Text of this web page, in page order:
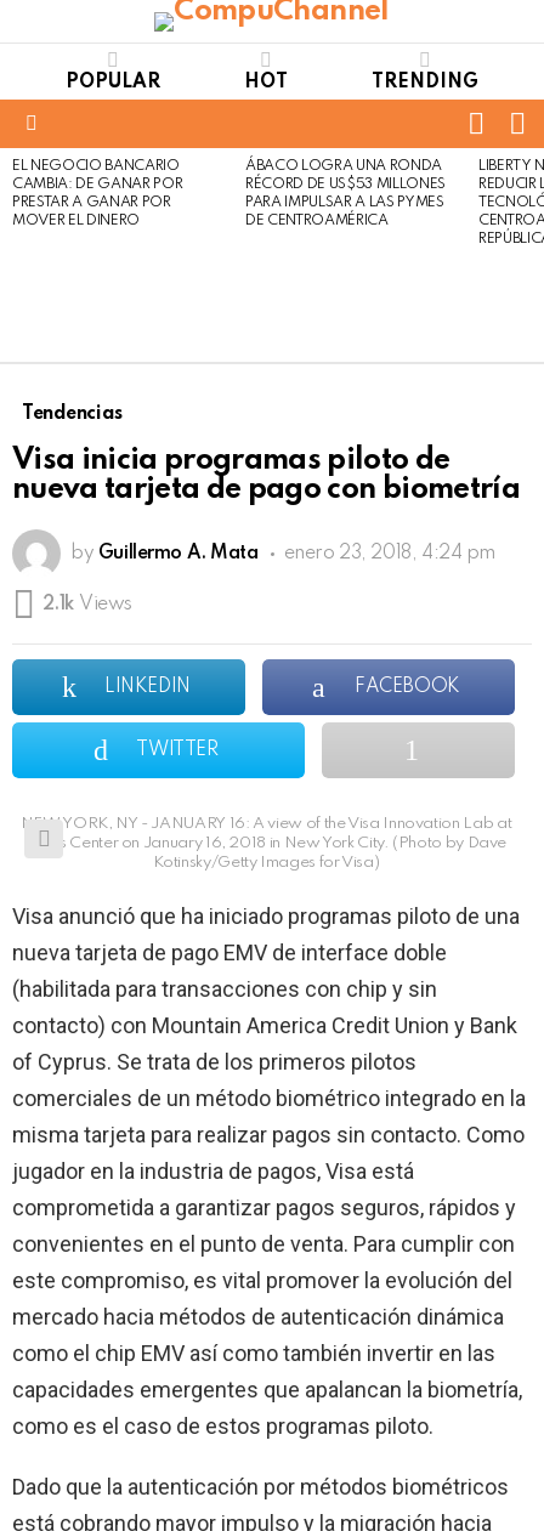
POPULAR HOT TRENDING
LATEST
STORIES
EL NEGOCIO BANCARIO
CAMBIA: DE GANAR POR
PRESTAR A GANAR POR
MOVER EL DINERO
Not
Safe
For
Click
to
view
ÁBACO LOGRA UNA RONDA
RÉCORD DE US$53 MILLONES
PARA IMPULSAR A LAS PYMES
DE CENTROAMÉRICA
LIBERTY
REDUCIR
Tendencias
Visa inicia programas piloto de
nueva tarjeta de pago con biometría
by Guillermo A. Mata enero 23, 2018, 4:24 pm
2.1k Views
LINKEDIN FACEBOOK
TWITTER
NEW YORK, NY - JANUARY 16: A view of the Visa Innovation Lab at
Javits Center on January 16, 2018 in New York City. (Photo by Dave
Kotinsky/Getty Images for Visa)
Visa anunció que ha iniciado programas piloto de una
nueva tarjeta de pago EMV de interface doble
(habilitada para transacciones con chip y sin
contacto) con Mountain America Credit Union y Bank
of Cyprus. Se trata de los primeros pilotos
comerciales de un método biométrico integrado en la
misma tarjeta para realizar pagos sin contacto. Como
jugador en la industria de pagos, Visa está
comprometida a garantizar pagos seguros, rápidos y
convenientes en el punto de venta. Para cumplir con
este compromiso, es vital promover la evolución del
mercado hacia métodos de autenticación dinámica
como el chip EMV así como también invertir en las
capacidades emergentes que apalancan la biometría,
como es el caso de estos programas piloto.
Dado que la autenticación por métodos biométricos
está cobrando mayor impulso y la migración hacia